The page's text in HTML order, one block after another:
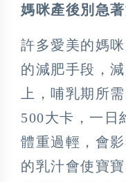
媽咪產後別急
許多愛美的媽
的減肥手段，
上，哺乳期所
500大卡，一日
體重過輕，會
的乳汁會使寶